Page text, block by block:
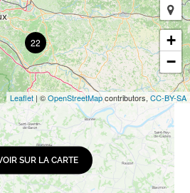
22
+
−
Leaflet | ©OpenStreetMapcontributors,CC-BY-SA
SUR LA CARTE